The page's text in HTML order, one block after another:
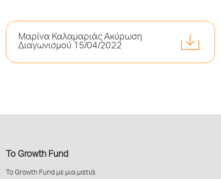
Μαρίνα Καλαμαριάς Ακύρωση
Διαγωνισμού 15/04/2022
Το Growth Fund
Το Growth Fund με μια ματιά